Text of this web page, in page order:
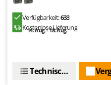
Verfügbarkeit:633
Kostenlose Lieferung
14. Aug. - 18. Aug.
Technische Daten